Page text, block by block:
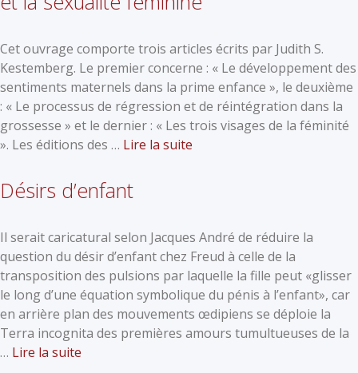
Cet ouvrage comporte trois articles écrits par Judith S.
Kestemberg. Le premier concerne : « Le développement des
sentiments maternels dans la prime enfance », le deuxième
: « Le processus de régression et de réintégration dans la
grossesse » et le dernier : « Les trois visages de la féminité
». Les éditions des … Lire la suite
Désirs d’enfant
Il serait caricatural selon Jacques André de réduire la
question du désir d’enfant chez Freud à celle de la
transposition des pulsions par laquelle la fille peut «glisser
le long d’une équation symbolique du pénis à l’enfant», car
en arrière plan des mouvements œdipiens se déploie la
Terra incognita des premières amours tumultueuses de la
… Lire la suite